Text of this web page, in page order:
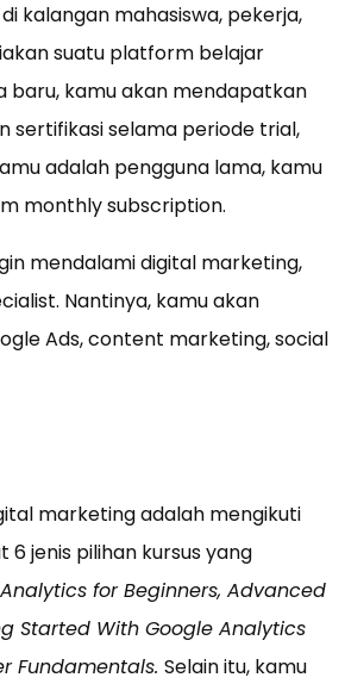
kalangan mahasiswa, pekerja,
suatu platform belajar
baru, kamu akan mendapatkan
sertifikasi selama periode trial,
adalah pengguna lama, kamu
monthly subscription.
mendalami digital marketing,
Nantinya, kamu akan
Ads, content marketing, social
marketing adalah mengikuti
jenis pilihan kursus yang
for Beginners, Advanced
Started With Google Analytics
Fundamentals. Selain itu, kamu